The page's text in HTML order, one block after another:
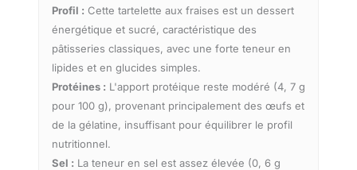
Profil : Cette tartelette aux fraises est un dessert
énergétique et sucré, caractéristique des
pâtisseries classiques, avec une forte teneur en
lipides et en glucides simples.
Protéines : L'apport protéique reste modéré (4, 7 g
pour 100 g), provenant principalement des œufs et
de la gélatine, insuffisant pour équilibrer le profil
nutritionnel.
Sel : La teneur en sel est assez élevée (0, 6 g